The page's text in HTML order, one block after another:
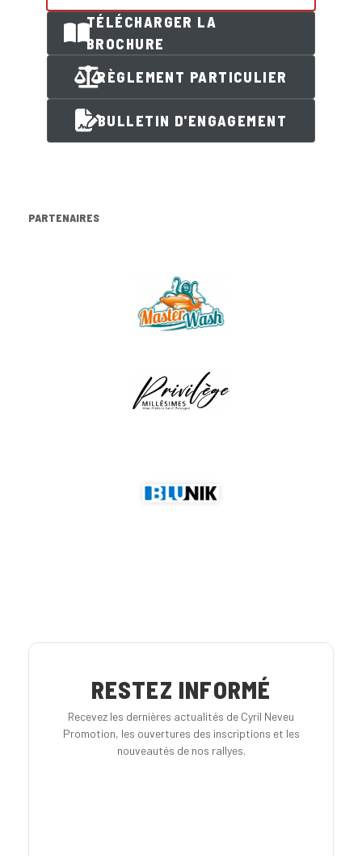
TÉLÉCHARGER LA
BROCHURE
RÈGLEMENT PARTICULIER
BULLETIN D'ENGAGEMENT
PARTENAIRES
RESTEZ INFORMÉ
Recevez les dernières actualités de Cyril Neveu
Promotion, les ouvertures des inscriptions et les
nouveautés de nos rallyes.